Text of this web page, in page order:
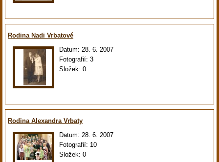
Rodina Nadi Vrbatové
Datum: 28. 6. 2007
Fotografií: 3
Složek: 0
Rodina Alexandra Vrbaty
Datum: 28. 6. 2007
Fotografií: 10
Složek: 0